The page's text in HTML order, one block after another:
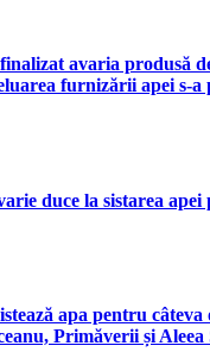
avaria produsă
furnizării apei s-a
duce la sistarea
apa pentru
Primăverii și Aleea